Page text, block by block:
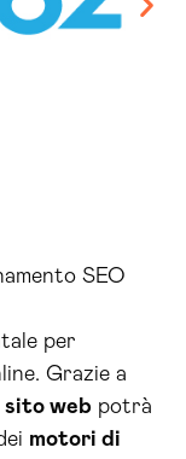
SEO
per
Grazie a
sito web potrà
motori di